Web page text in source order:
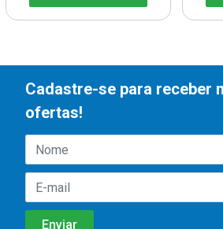
Cadastre-se para receber
ofertas!